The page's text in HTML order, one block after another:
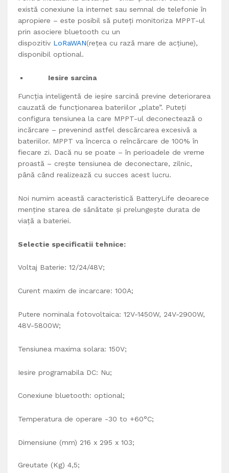
există conexiune la internet sau semnal de telefonie în
apropiere – este posibil să puteți monitoriza MPPT-ul
prin asociere bluetooth cu un
dispozitiv LoRaWAN(rețea cu rază mare de acțiune),
disponibil optional.
Iesire sarcina
Funcția inteligentă de ieșire sarcină previne deteriorarea
cauzată de funcționarea bateriilor „plate”. Puteți
configura tensiunea la care MPPT-ul deconectează o
incărcare – prevenind astfel descărcarea excesivă a
bateriilor. MPPT va încerca o reîncărcare de 100% în
fiecare zi. Dacă nu se poate – în perioadele de vreme
proastă – crește tensiunea de deconectare, zilnic,
până când realizează cu succes acest lucru.
Noi numim această caracteristică BatteryLife deoarece
menține starea de sănătate și prelungește durata de
viață a bateriei.
Selectie specificatii tehnice:
Voltaj Baterie: 12/24/48V;
Curent maxim de incarcare: 100A;
Putere nominala fotovoltaica: 12V-1450W, 24V-2900W,
48V-5800W;
Tensiunea maxima solara: 150V;
Iesire programabila DC: Nu;
Conexiune bluetooth: optional;
Temperatura de operare -30 to +60°C;
Dimensiune (mm) 216 x 295 x 103;
Greutate (Kg) 4,5;